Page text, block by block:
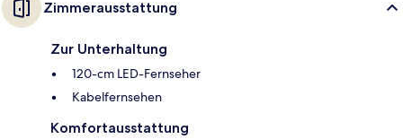
Zimmerausstattung
Zur Unterhaltung
120-cm LED-Fernseher
Kabelfernsehen
Komfortausstattung